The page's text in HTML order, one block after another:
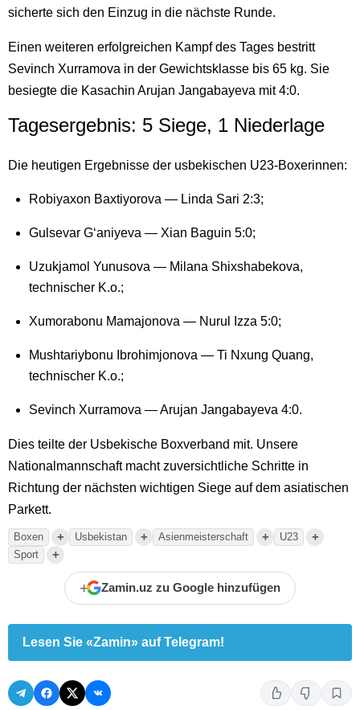
sicherte sich den Einzug in die nächste Runde.
Einen weiteren erfolgreichen Kampf des Tages bestritt
Sevinch Xurramova in der Gewichtsklasse bis 65 kg. Sie
besiegte die Kasachin Arujan Jangabayeva mit 4:0.
Tagesergebnis: 5 Siege, 1 Niederlage
Die heutigen Ergebnisse der usbekischen U23-Boxerinnen:
Robiyaxon Baxtiyorova — Linda Sari 2:3;
Gulsevar G‘aniyeva — Xian Baguin 5:0;
Uzukjamol Yunusova — Milana Shixshabekova,
technischer K.o.;
Xumorabonu Mamajonova — Nurul Izza 5:0;
Mushtariybonu Ibrohimjonova — Ti Nxung Quang,
technischer K.o.;
Sevinch Xurramova — Arujan Jangabayeva 4:0.
Dies teilte der Usbekische Boxverband mit. Unsere
Nationalmannschaft macht zuversichtliche Schritte in
Richtung der nächsten wichtigen Siege auf dem asiatischen
Parkett.
Boxen + Usbekistan + Asienmeisterschaft + U23 +
Sport +
+ Zamin.uz zu Google hinzufügen
Lesen Sie «Zamin» auf Telegram!